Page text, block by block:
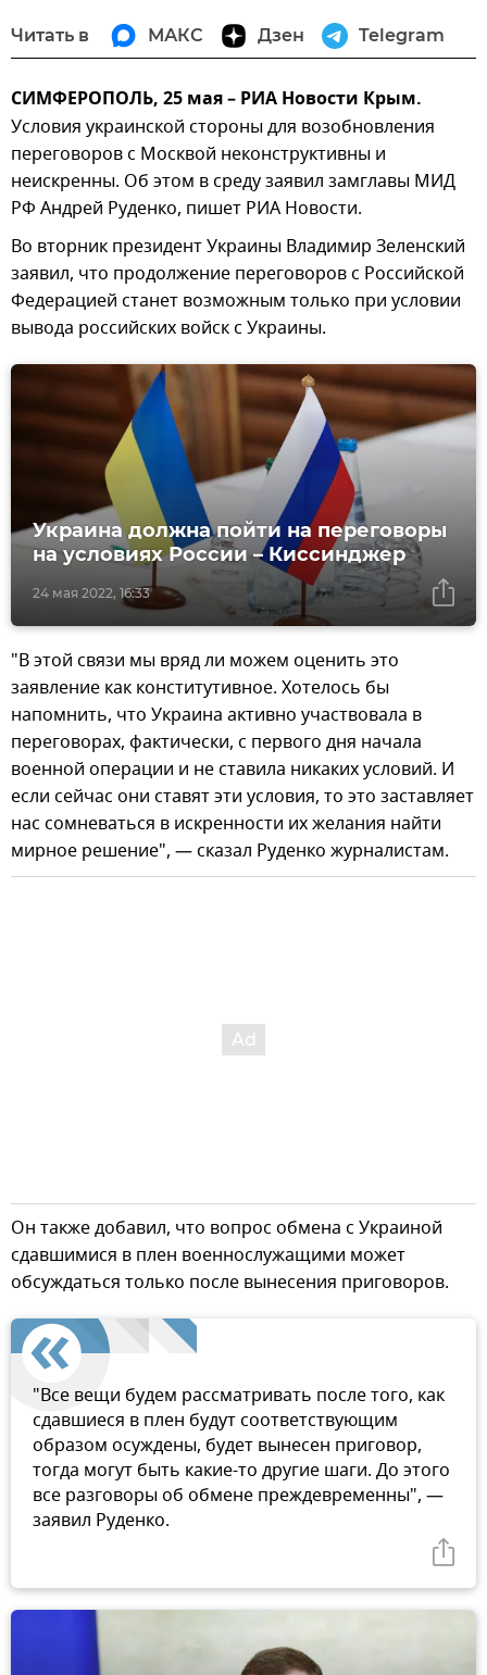
Читать в МАКС Дзен Telegram
СИМФЕРОПОЛЬ, 25 мая – РИА Новости Крым.
Условия украинской стороны для возобновления
переговоров с Москвой неконструктивны и
неискренны. Об этом в среду заявил замглавы МИД
РФ Андрей Руденко, пишет РИА Новости.
Во вторник президент Украины Владимир Зеленский
заявил, что продолжение переговоров с Российской
Федерацией станет возможным только при условии
вывода российских войск с Украины.
24 мая 2022, 16:33
Украина должна пойти на переговоры
на условиях России – Киссинджер
"В этой связи мы вряд ли можем оценить это
заявление как конститутивное. Хотелось бы
напомнить, что Украина активно участвовала в
переговорах, фактически, с первого дня начала
военной операции и не ставила никаких условий. И
если сейчас они ставят эти условия, то это заставляет
нас сомневаться в искренности их желания найти
мирное решение", — сказал Руденко журналистам.
Он также добавил, что вопрос обмена с Украиной
сдавшимися в плен военнослужащими может
обсуждаться только после вынесения приговоров.
"Все вещи будем рассматривать после того, как
сдавшиеся в плен будут соответствующим
образом осуждены, будет вынесен приговор,
тогда могут быть какие-то другие шаги. До этого
все разговоры об обмене преждевременны", —
заявил Руденко.